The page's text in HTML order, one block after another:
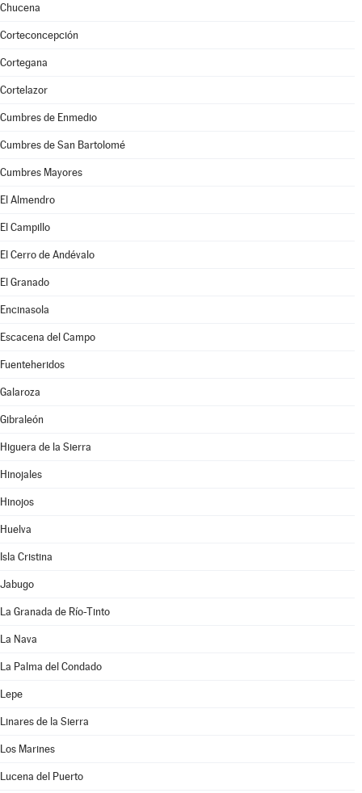
Chucena
Corteconcepción
Cortegana
Cortelazor
Cumbres de Enmedio
Cumbres de San Bartolomé
Cumbres Mayores
El Almendro
El Campillo
El Cerro de Andévalo
El Granado
Encinasola
Escacena del Campo
Fuenteheridos
Galaroza
Gibraleón
Higuera de la Sierra
Hinojales
Hinojos
Huelva
Isla Cristina
Jabugo
La Granada de Río-Tinto
La Nava
La Palma del Condado
Lepe
Linares de la Sierra
Los Marines
Lucena del Puerto